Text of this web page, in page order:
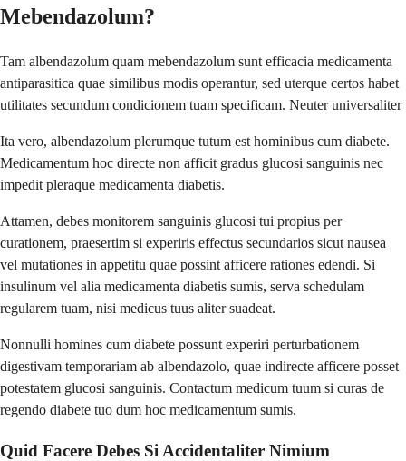
Mebendazolum?
Tam albendazolum quam mebendazolum sunt efficacia medicamenta
antiparasitica quae similibus modis operantur, sed uterque certos habet
utilitates secundum condicionem tuam specificam. Neuter universaliter
Ita vero, albendazolum plerumque tutum est hominibus cum diabete.
Medicamentum hoc directe non afficit gradus glucosi sanguinis nec
impedit pleraque medicamenta diabetis.
Attamen, debes monitorem sanguinis glucosi tui propius per
curationem, praesertim si experiris effectus secundarios sicut nausea
vel mutationes in appetitu quae possint afficere rationes edendi. Si
insulinum vel alia medicamenta diabetis sumis, serva schedulam
regularem tuam, nisi medicus tuus aliter suadeat.
Nonnulli homines cum diabete possunt experiri perturbationem
digestivam temporariam ab albendazolo, quae indirecte afficere posset
potestatem glucosi sanguinis. Contactum medicum tuum si curas de
regendo diabete tuo dum hoc medicamentum sumis.
Quid Facere Debes Si Accidentaliter Nimium